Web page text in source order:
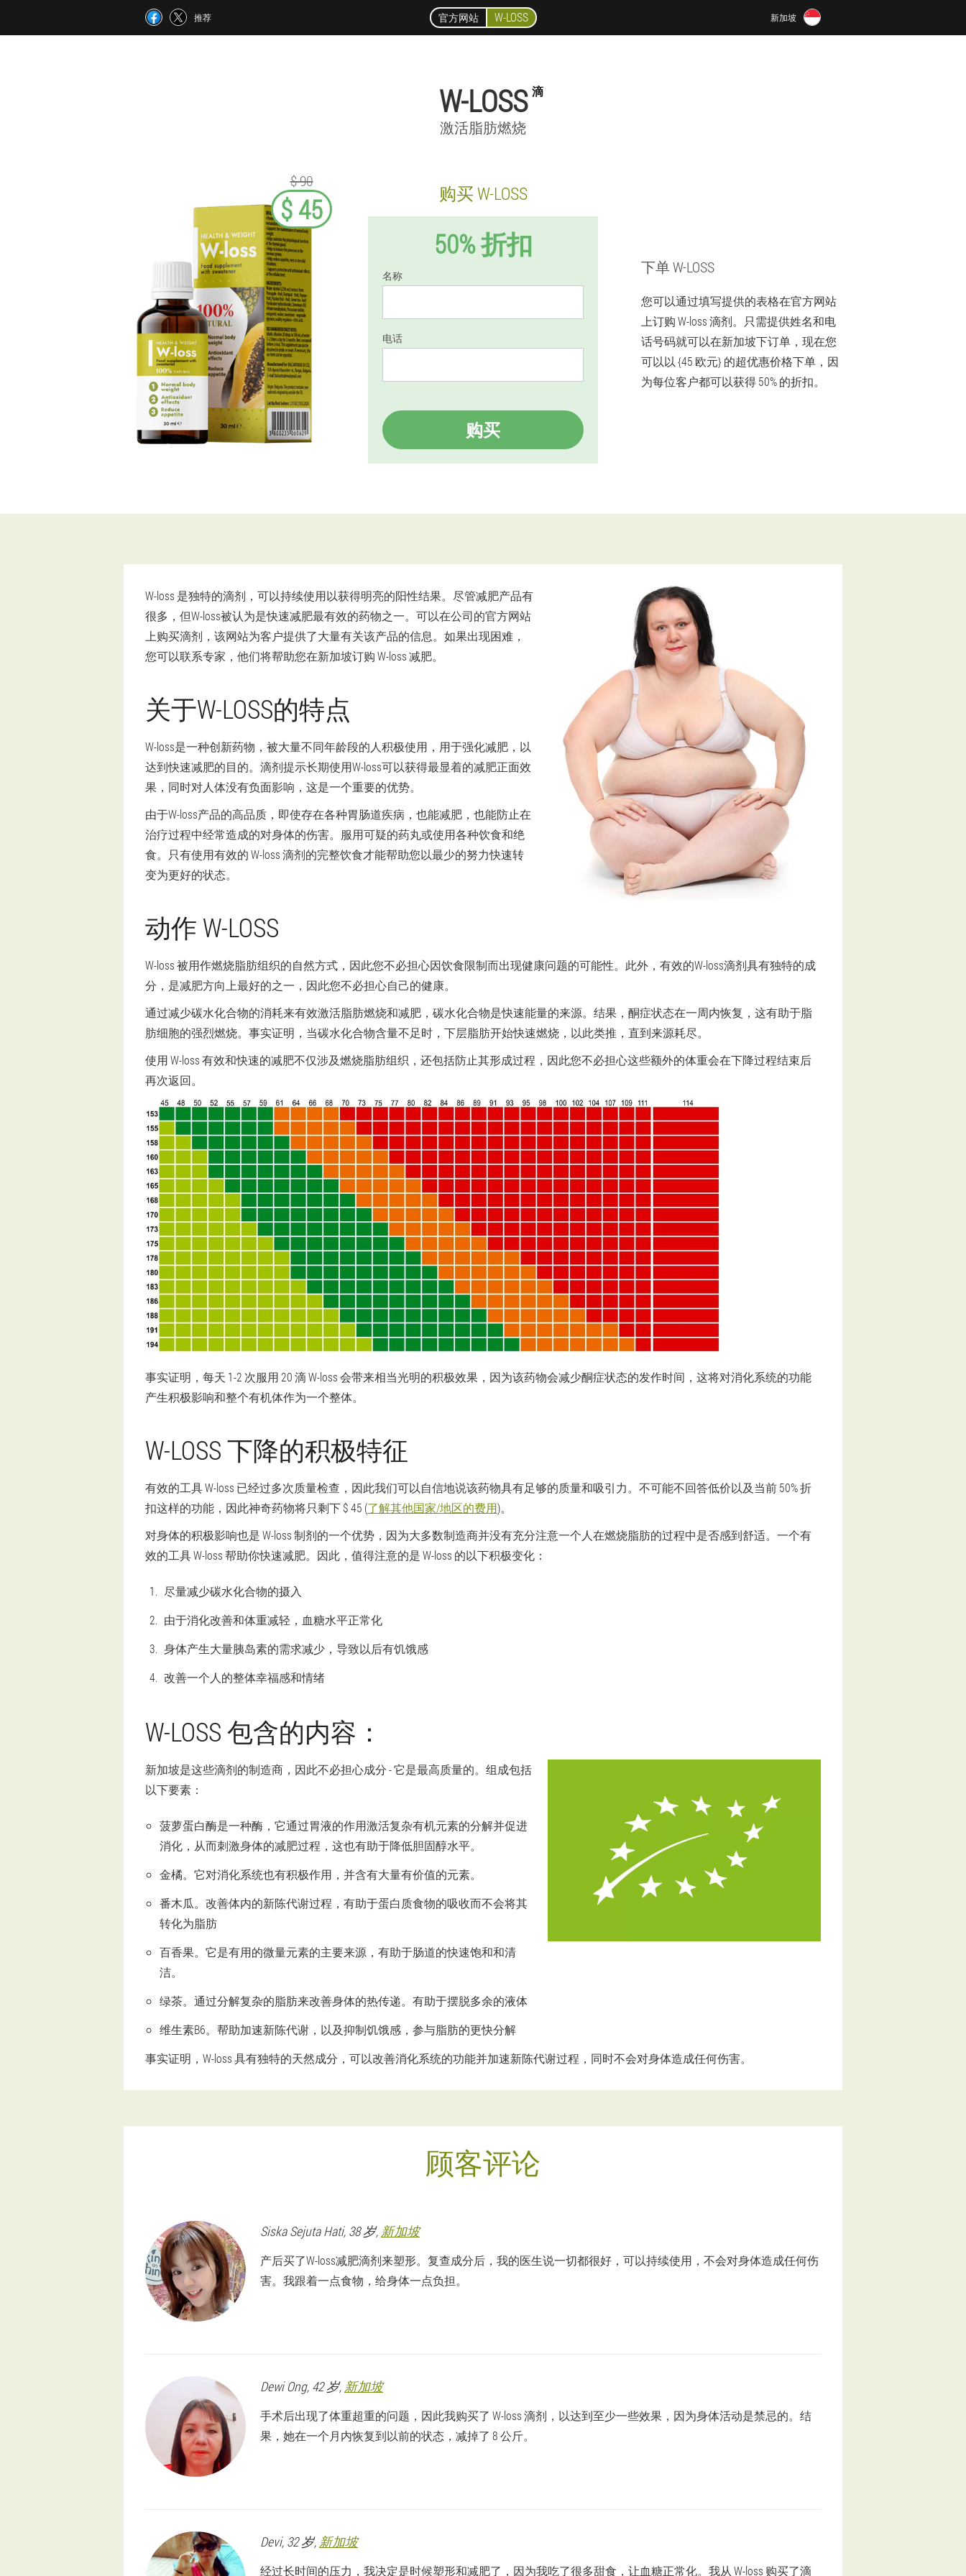
推荐 官方网站 W-LOSS 新加坡
W-LOSS 滴
激活脂肪燃烧
$ 90
$ 45 购买 W-LOSS
50% 折扣
名称
电话
购买
下单 W-LOSS
您可以通过填写提供的表格在官方网站
上订购 W-loss 滴剂。只需提供姓名和电
话号码就可以在新加坡下订单，现在您
可以以 {45 欧元} 的超优惠价格下单，因
为每位客户都可以获得 50% 的折扣。
W-loss 是独特的滴剂，可以持续使用以获得明亮的阳性结果。尽管减肥产品有
很多，但W-loss被认为是快速减肥最有效的药物之一。可以在公司的官方网站
上购买滴剂，该网站为客户提供了大量有关该产品的信息。如果出现困难，
您可以联系专家，他们将帮助您在新加坡订购 W-loss 减肥。
关于W-LOSS的特点
W-loss是一种创新药物，被大量不同年龄段的人积极使用，用于强化减肥，以
达到快速减肥的目的。滴剂提示长期使用W-loss可以获得最显着的减肥正面效
果，同时对人体没有负面影响，这是一个重要的优势。
由于W-loss产品的高品质，即使存在各种胃肠道疾病，也能减肥，也能防止在
治疗过程中经常造成的对身体的伤害。服用可疑的药丸或使用各种饮食和绝
食。只有使用有效的 W-loss 滴剂的完整饮食才能帮助您以最少的努力快速转
变为更好的状态。
动作 W-LOSS
W-loss 被用作燃烧脂肪组织的自然方式，因此您不必担心因饮食限制而出现健康问题的可能性。此外，有效的W-loss滴剂具有独特的成
分，是减肥方向上最好的之一，因此您不必担心自己的健康。
通过减少碳水化合物的消耗来有效激活脂肪燃烧和减肥，碳水化合物是快速能量的来源。结果，酮症状态在一周内恢复，这有助于脂
肪细胞的强烈燃烧。事实证明，当碳水化合物含量不足时，下层脂肪开始快速燃烧，以此类推，直到来源耗尽。
使用 W-loss 有效和快速的减肥不仅涉及燃烧脂肪组织，还包括防止其形成过程，因此您不必担心这些额外的体重会在下降过程结束后
再次返回。
事实证明，每天 1-2 次服用 20 滴 W-loss 会带来相当光明的积极效果，因为该药物会减少酮症状态的发作时间，这将对消化系统的功能
产生积极影响和整个有机体作为一个整体。
W-LOSS 下降的积极特征
有效的工具 W-loss 已经过多次质量检查，因此我们可以自信地说该药物具有足够的质量和吸引力。不可能不回答低价以及当前 50% 折
扣这样的功能，因此神奇药物将只剩下 $ 45 (了解其他国家/地区的费用)。
对身体的积极影响也是 W-loss 制剂的一个优势，因为大多数制造商并没有充分注意一个人在燃烧脂肪的过程中是否感到舒适。一个有
效的工具 W-loss 帮助你快速减肥。因此，值得注意的是 W-loss 的以下积极变化：
尽量减少碳水化合物的摄入
由于消化改善和体重减轻，血糖水平正常化
身体产生大量胰岛素的需求减少，导致以后有饥饿感
改善一个人的整体幸福感和情绪
W-LOSS 包含的内容：
新加坡是这些滴剂的制造商，因此不必担心成分 - 它是最高质量的。组成包括
以下要素：
菠萝蛋白酶是一种酶，它通过胃液的作用激活复杂有机元素的分解并促进
消化，从而刺激身体的减肥过程，这也有助于降低胆固醇水平。
金橘。它对消化系统也有积极作用，并含有大量有价值的元素。
番木瓜。改善体内的新陈代谢过程，有助于蛋白质食物的吸收而不会将其
转化为脂肪
百香果。它是有用的微量元素的主要来源，有助于肠道的快速饱和和清
洁。
绿茶。通过分解复杂的脂肪来改善身体的热传递。有助于摆脱多余的液体
维生素B6。帮助加速新陈代谢，以及抑制饥饿感，参与脂肪的更快分解
事实证明，W-loss 具有独特的天然成分，可以改善消化系统的功能并加速新陈代谢过程，同时不会对身体造成任何伤害。
顾客评论
Siska Sejuta Hati, 38 岁, 新加坡
产后买了W-loss减肥滴剂来塑形。复查成分后，我的医生说一切都很好，可以持续使用，不会对身体造成任何伤
害。我跟着一点食物，给身体一点负担。
Dewi Ong, 42 岁, 新加坡
手术后出现了体重超重的问题，因此我购买了 W-loss 滴剂，以达到至少一些效果，因为身体活动是禁忌的。结
果，她在一个月内恢复到以前的状态，减掉了 8 公斤。
Devi, 32 岁, 新加坡
经过长时间的压力，我决定是时候塑形和减肥了，因为我吃了很多甜食，让血糖正常化。我从 W-loss 购买了滴